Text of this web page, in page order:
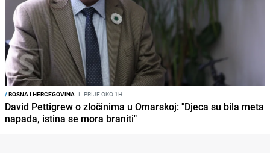
/BOSNA I HERCEGOVINA I PRIJE OKO 1H
David Pettigrew o zločinima u Omarskoj: "Djeca su bila meta
napada, istina se mora braniti"